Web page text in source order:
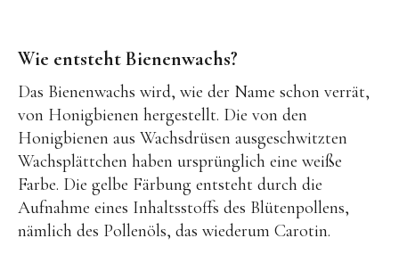
FacebookInstagram
Wie entsteht Bienenwachs?
Das Bienenwachs wird, wie der Name schon verrät,
von Honigbienen hergestellt. Die von den
Honigbienen aus Wachsdrüsen ausgeschwitzten
Wachsplättchen haben ursprünglich eine weiße
Farbe. Die gelbe Färbung entsteht durch die
Aufnahme eines Inhaltsstoffs des Blütenpollens,
nämlich des Pollenöls, das wiederum Carotin.